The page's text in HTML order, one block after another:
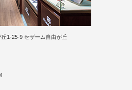
1-25-9 セザーム自由が丘